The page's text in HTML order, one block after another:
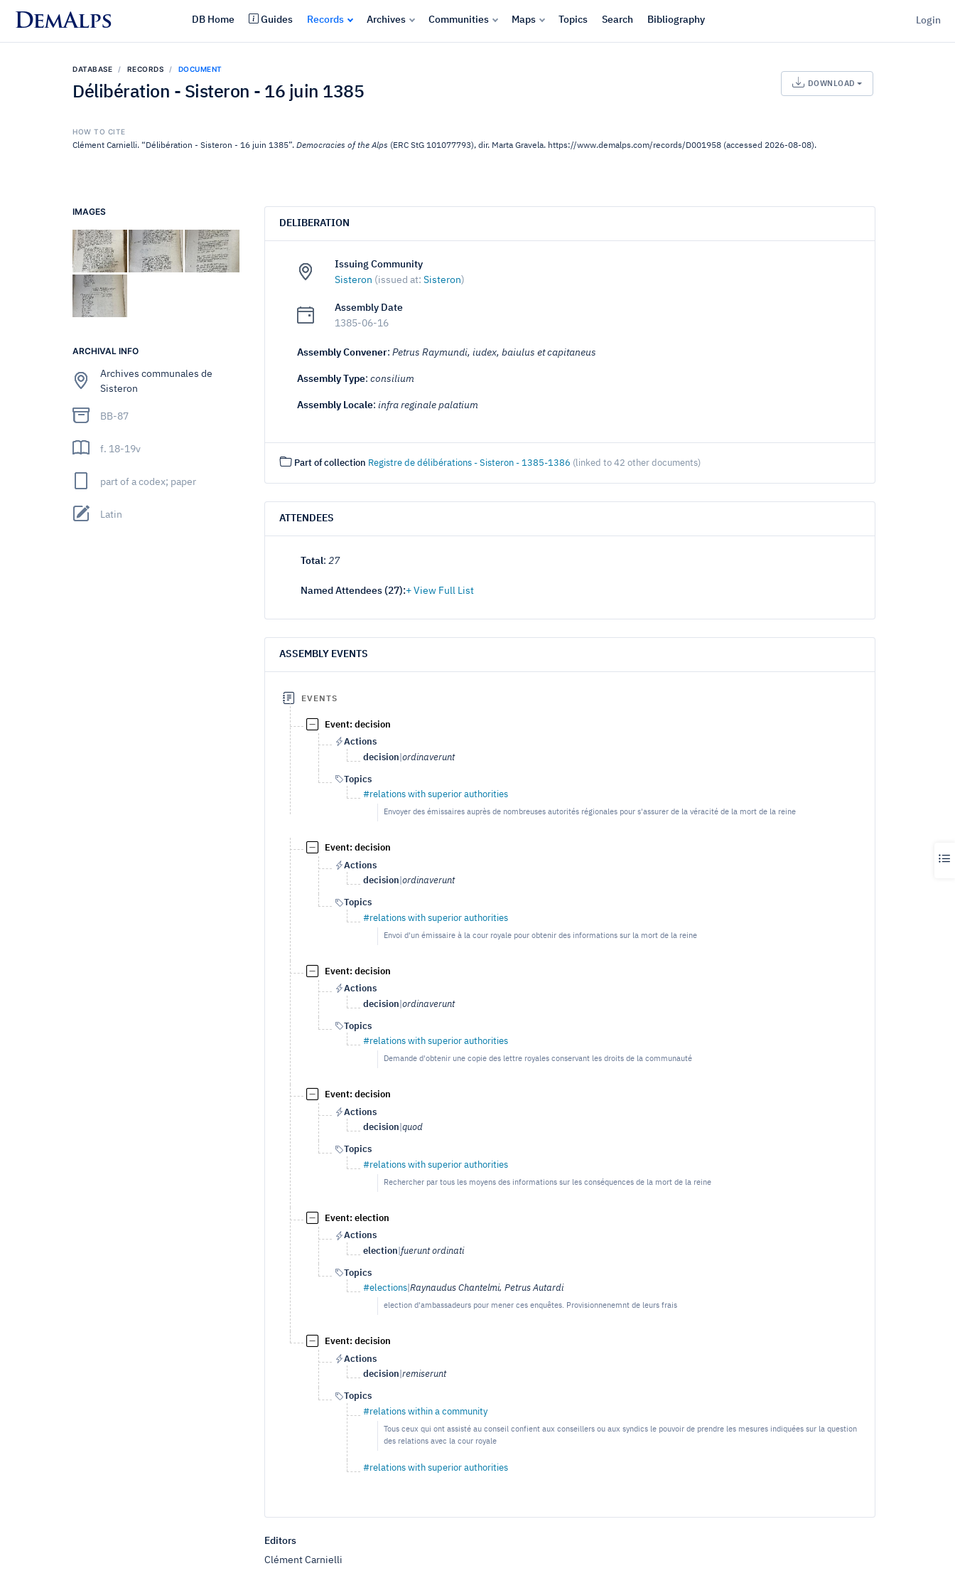
DemAlps DB Home Guides Records Archives Communities Maps Topics Search Bibliography Login
DATABASE RECORDS DOCUMENT
Délibération - Sisteron - 16 juin 1385
DOWNLOAD
HOW TO CITE
Clément Carnielli. “Délibération - Sisteron - 16 juin 1385”. Democracies of the Alps (ERC StG 101077793), dir. Marta Gravela. https://www.demalps.com/records/D001958 (accessed 2026-08-08).
IMAGES
ARCHIVAL INFO
Archives communales de
Sisteron
BB-87
f. 18-19v
part of a codex; paper
Latin
DELIBERATION
Issuing Community
Sisteron (issued at: Sisteron)
Assembly Date
1385-06-16
Assembly Convener: Petrus Raymundi, iudex, baiulus et capitaneus
Assembly Type: consilium
Assembly Locale: infra reginale palatium
Part of collection Registre de délibérations - Sisteron - 1385-1386 (linked to 42 other documents)
ATTENDEES
Total: 27
Named Attendees (27):
ASSEMBLY EVENTS
EVENTS
Event: decision
Actions
decision ordinaverunt
Topics
#relations with superior authorities
Envoyer des émissaires auprès de nombreuses autorités régionales pour s'assurer de la véracité de la mort de la reine
Event: decision
Actions
decision ordinaverunt
Topics
#relations with superior authorities
Envoi d'un émissaire à la cour royale pour obtenir des informations sur la mort de la reine
Event: decision
Actions
decision ordinaverunt
Topics
#relations with superior authorities
Demande d'obtenir une copie des lettre royales conservant les droits de la communauté
Event: decision
Actions
decision quod
Topics
#relations with superior authorities
Rechercher par tous les moyens des informations sur les conséquences de la mort de la reine
Event: election
Actions
election fuerunt ordinati
Topics
#elections| Raynaudus Chantelmi, Petrus Autardi
election d'ambassadeurs pour mener ces enquêtes. Provisionnenemnt de leurs frais
Event: decision
Actions
decision remiserunt
Topics
#relations within a community
Tous ceux qui ont assisté au conseil confient aux conseillers ou aux syndics le pouvoir de prendre les mesures indiquées sur la question
des relations avec la cour royale
#relations with superior authorities
Editors
Clément Carnielli